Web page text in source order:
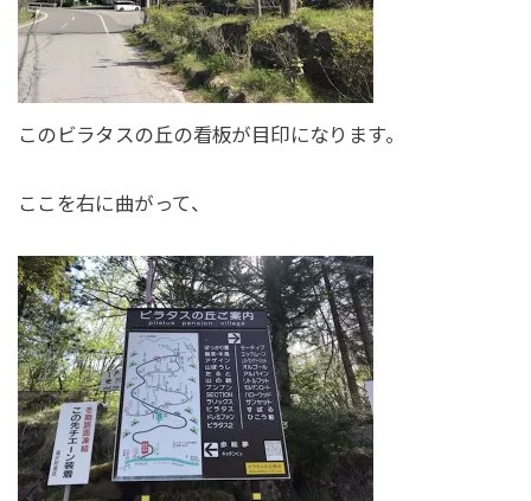
このビラタスの丘の看板が目印になります。
ここを右に曲がって、